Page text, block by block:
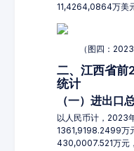
11,4264,0864万美
（图四：
二、江西省前
统计
（一）进出口
以人民币计，2023
1361,9198.2499万
430,0007.521万元